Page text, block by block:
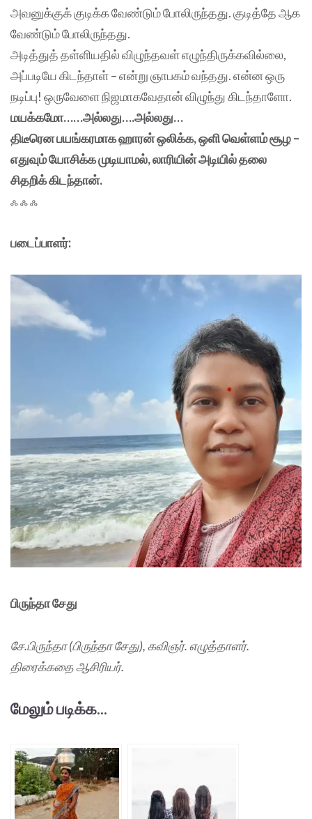
அவனுக்குக் குடிக்க வேண்டும் போலிருந்தது. குடித்தே ஆக
வேண்டும் போலிருந்தது.
அடித்துத் தள்ளியதில் விழுந்தவள் எழுந்திருக்கவில்லை,
அப்படியே கிடந்தாள் – என்று ஞாபகம் வந்தது. என்ன ஒரு
நடிப்பு! ஒருவேளை நிஜமாகவேதான் விழுந்து கிடந்தாளோ.
மயக்கமோ……அல்லது….அல்லது…
திடீரென பயங்கரமாக ஹாரன் ஒலிக்க, ஒளி வெள்ளம் சூழ –
எதுவும் யோசிக்க முடியாமல், லாரியின் அடியில் தலை
சிதறிக் கிடந்தான்.
ஃ ஃ ஃ
படைப்பாளர்:
பிருந்தா சேது
சே.பிருந்தா (பிருந்தா சேது), கவிஞர். எழுத்தாளர்.
திரைக்கதை ஆசிரியர்.
மேலும் படிக்க...